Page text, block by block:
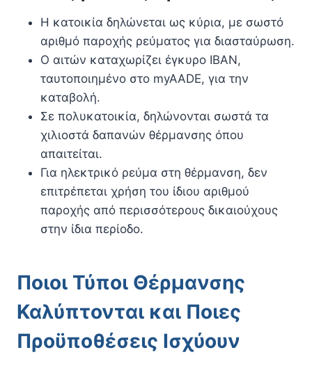
Η κατοικία δηλώνεται ως κύρια, με σωστό
αριθμό παροχής ρεύματος για διασταύρωση.
Ο αιτών καταχωρίζει έγκυρο IBAN,
ταυτοποιημένο στο myAADE, για την
καταβολή.
Σε πολυκατοικία, δηλώνονται σωστά τα
χιλιοστά δαπανών θέρμανσης όπου
απαιτείται.
Για ηλεκτρικό ρεύμα στη θέρμανση, δεν
επιτρέπεται χρήση του ίδιου αριθμού
παροχής από περισσότερους δικαιούχους
στην ίδια περίοδο.
Ποιοι Τύποι Θέρμανσης
Καλύπτονται και Ποιες
Προϋποθέσεις Ισχύουν